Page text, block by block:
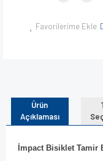
Favorilerime Ekle
Ürün
Açıklaması
İmpact Bisiklet Tamir